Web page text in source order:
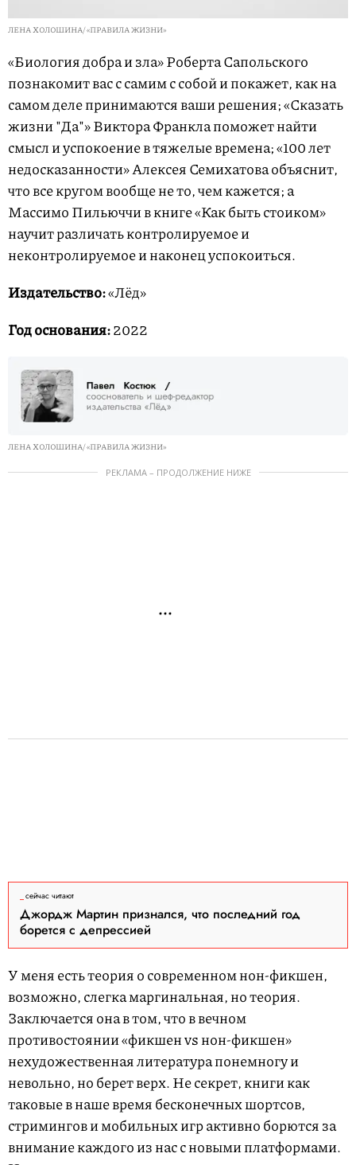
ЛЕНА ХОЛОШИНА/ «ПРАВИЛА ЖИЗНИ»
«Биология добра и зла» Роберта Сапольского
познакомит вас с самим с собой и покажет, как на
самом деле принимаются ваши решения; «Сказать
жизни "Да"» Виктора Франкла поможет найти
смысл и успокоение в тяжелые времена; «100 лет
недосказанности» Алексея Семихатова объяснит,
что все кругом вообще не то, чем кажется; а
Массимо Пильюччи в книге «Как быть стоиком»
научит различать контролируемое и
неконтролируемое и наконец успокоиться.
Издательство:«Лёд»
Год основания:2022
ЛЕНА ХОЛОШИНА/ «ПРАВИЛА ЖИЗНИ»
РЕКЛАМА – ПРОДОЛЖЕНИЕ НИЖЕ
сейчас читают
Джордж Мартин признался, что последний год
борется с депрессией
У меня есть теория о современном нон-фикшен,
возможно, слегка маргинальная, но теория.
Заключается она в том, что в вечном
противостоянии «фикшен vs нон-фикшен»
нехудожественная литература понемногу и
невольно, но берет верх. Не секрет, книги как
таковые в наше время бесконечных шортсов,
стримингов и мобильных игр активно борются за
внимание каждого из нас с новыми платформами.